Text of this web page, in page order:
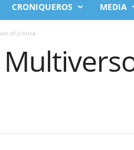
CRONIQUEROS MEDIA
of Justice